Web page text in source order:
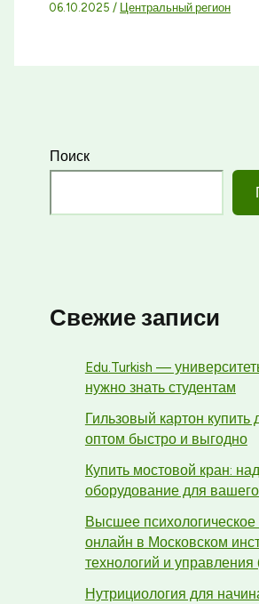
06.10.2025/ Центральный регион
Поиск
Свежие записи
Edu.Turkish —
нужно знать студентам
Гильзовый картон купить
оптом быстро и выгодно
Купить мостовой кран:
оборудование для
Высшее
онлайн в Московском
технологий и
Нутрициология для